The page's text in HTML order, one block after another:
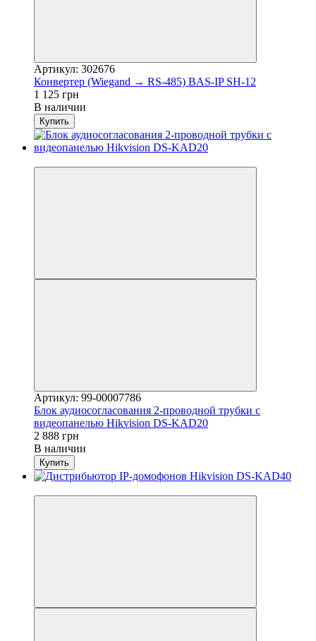
Артикул: 302676
Конвертер (Wiegand → RS-485) BAS-IP SH-12
1 125 грн
В наличии
Купить
Артикул: 99-00007786
Блок аудиосогласования 2‑проводной трубки с
видеопанелью Hikvision DS-KAD20
2 888 грн
В наличии
Купить